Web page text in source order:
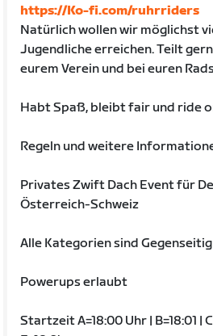
https://Ko-fi.com/ruhrriders
Natürlich wollen wir möglichst
Jugendliche erreichen. Teilt
eurem Verein und bei euren
Habt Spaß, bleibt fair und ride
Regeln und weitere
Privates Zwift Dach Event für
Österreich-Schweiz
Alle Kategorien sind
Powerups erlaubt
Startzeit A=18:00 Uhr | B=18:01 |